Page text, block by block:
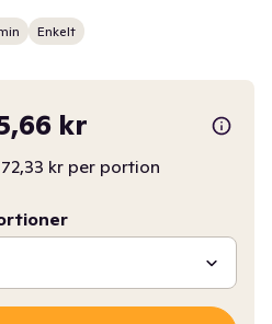
Enkelt
kr
72,33 kr per portion